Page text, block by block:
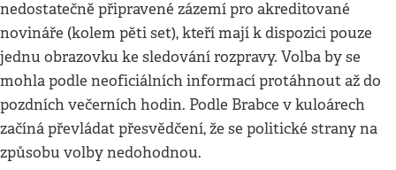
nedostatečně připravené zázemí pro akreditované
novináře (kolem pěti set), kteří mají k dispozici pouze
jednu obrazovku ke sledování rozpravy. Volba by se
mohla podle neoficiálních informací protáhnout až do
pozdních večerních hodin. Podle Brabce v kuloárech
začíná převládat přesvědčení, že se politické strany na
způsobu volby nedohodnou.